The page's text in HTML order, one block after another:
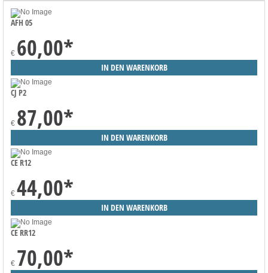
AFH 05
€ 60,00*
CJ P2
€ 87,00*
CE R12
€ 44,00*
CE RR12
€ 70,00*